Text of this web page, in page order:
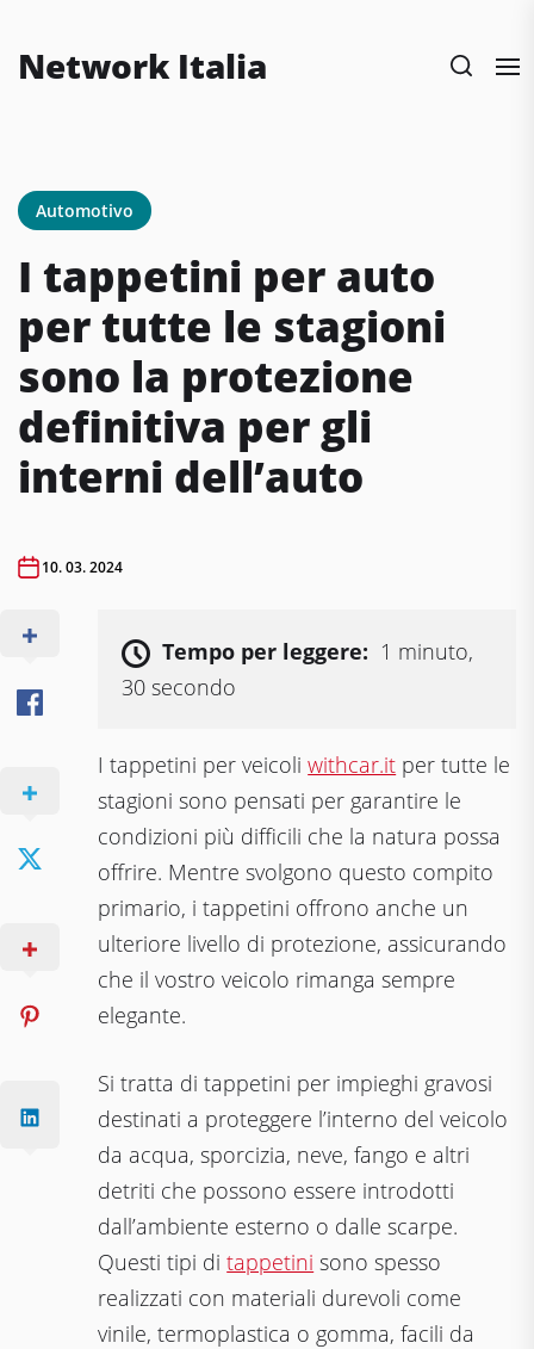
theNetwork Italia
Automotivo
I tappetini per auto
per tutte le stagioni
sono la protezione
definitiva per gli
interni dell’auto
10. 03. 2024
Tempo per leggere: 1 minuto,
30 secondo
I tappetini per veicoliwithcar.it per tutte le
stagioni sono pensati per garantire le
condizioni più difficili che la natura possa
offrire. Mentre svolgono questo compito
primario, i tappetini offrono anche un
ulteriore livello di protezione, assicurando
che il vostro veicolo rimanga sempre
elegante.
Si tratta di tappetini per impieghi gravosi
destinati a proteggere l’interno del veicolo
da acqua, sporcizia, neve, fango e altri
detriti che possono essere introdotti
dall’ambiente esterno o dalle scarpe.
Questi tipi ditappetini sono spesso
realizzati con materiali durevoli come
vinile, termoplastica o gomma, facili da